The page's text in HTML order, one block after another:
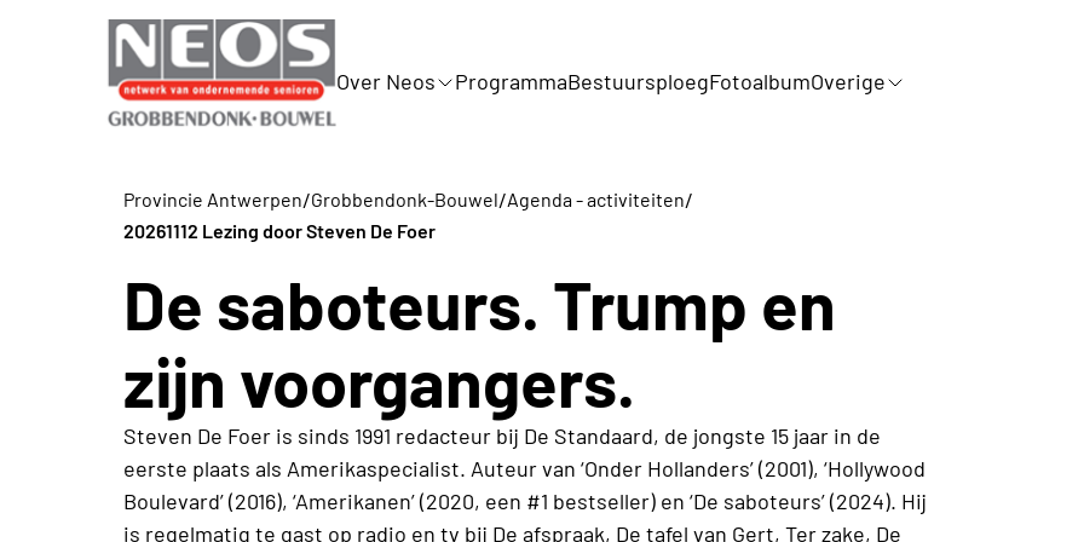
Over Neos ProgrammaBestuursploegFotoalbumOverige
Provincie Antwerpen/Grobbendonk-Bouwel/Agenda - activiteiten/
20261112 Lezing door Steven De Foer
De saboteurs. Trump en
zijn voorgangers.
Steven De Foer is sinds 1991 redacteur bij De Standaard, de jongste 15 jaar in de
eerste plaats als Amerikaspecialist. Auteur van ‘Onder Hollanders’ (2001), ‘Hollywood
Boulevard’ (2016), ‘Amerikanen’ (2020, een #1 bestseller) en ‘De saboteurs’ (2024). Hij
is regelmatig te gast op radio en tv bij De afspraak, De tafel van Gert, Ter zake, De